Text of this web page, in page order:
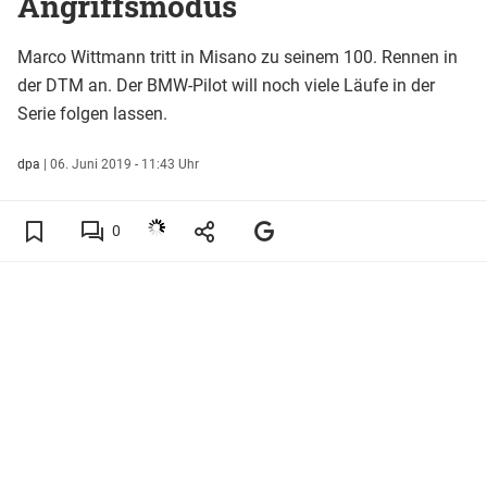
Marco Wittmann tritt in Misano zu seinem 100. Rennen in
der DTM an. Der BMW-Pilot will noch viele Läufe in der
Serie folgen lassen.
dpa | 06. Juni 2019 - 11:43 Uhr
0